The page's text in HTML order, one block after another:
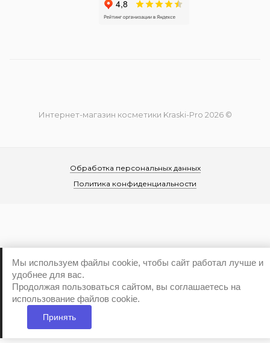
Интернет-магазин косметики Kraski-Pro 2026 ©
Обработка персональных данных
Политика конфиденциальности
Мы используем файлы cookie, чтобы сайт работал лучше и
удобнее для вас.
Продолжая пользоваться сайтом, вы соглашаетесь на
использование файлов cookie.
Принять